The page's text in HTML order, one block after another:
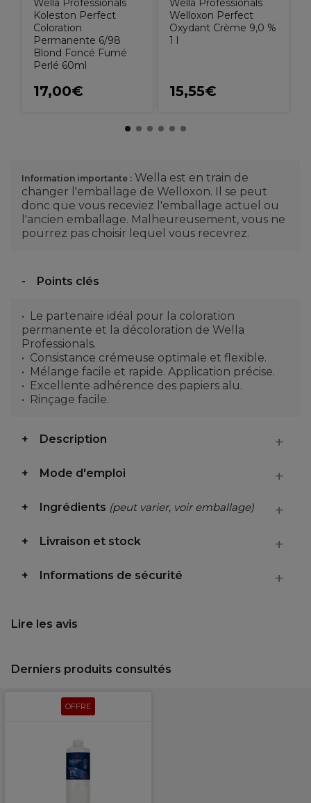
Wella Professionals
Koleston Perfect
Coloration
Permanente 6/98
Blond Foncé Fumé
Perlé 60ml
17,00€
Wella Professionals
Welloxon Perfect
Oxydant Crème 9,0 %
1 l
15,55€
Information importante : Wella est en train de
changer l'emballage de Welloxon. Il se peut
donc que vous receviez l'emballage actuel ou
l'ancien emballage. Malheureusement, vous ne
pourrez pas choisir lequel vous recevrez.
Points clés
Le partenaire idéal pour la coloration
permanente et la décoloration de Wella
Professionals.
Consistance crémeuse optimale et flexible.
Mélange facile et rapide. Application précise.
Excellente adhérence des papiers alu.
Rinçage facile.
Description
Mode d'emploi
Ingrédients (peut varier, voir emballage)
Livraison et stock
Informations de sécurité
Lire les avis
Derniers produits consultés
OFFRE